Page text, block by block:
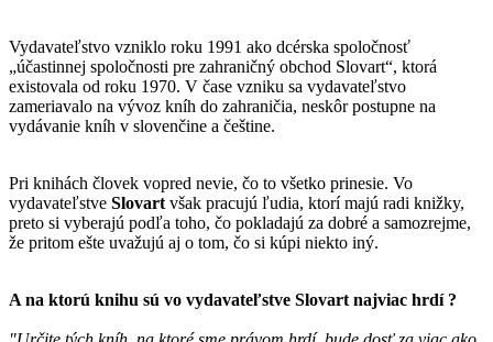
Vydavateľstvo vzniklo roku 1991 ako dcérska spoločnosť
„účastinnej spoločnosti pre zahraničný obchod Slovart“, ktorá
existovala od roku 1970. V čase vzniku sa vydavateľstvo
zameriavalo na vývoz kníh do zahraničia, neskôr postupne na
vydávanie kníh v slovenčine a češtine.
Pri knihách človek vopred nevie, čo to všetko prinesie. Vo
vydavateľstve Slovart však pracujú ľudia, ktorí majú radi knižky,
preto si vyberajú podľa toho, čo pokladajú za dobré a samozrejme,
že pritom ešte uvažujú aj o tom, čo si kúpi niekto iný.
A na ktorú knihu sú vo vydavateľstve Slovart najviac hrdí ?